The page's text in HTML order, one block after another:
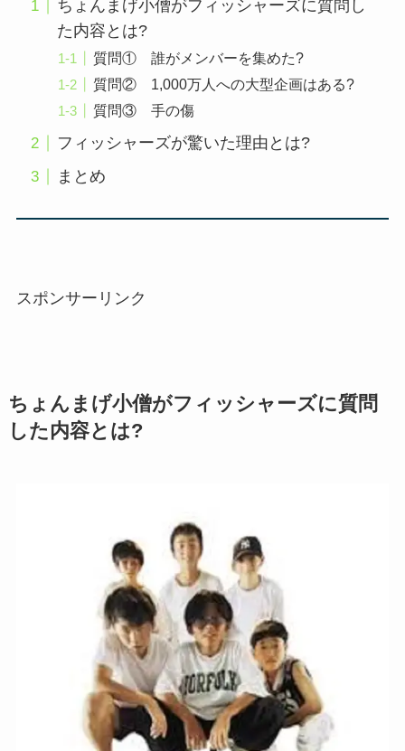
ちょんまげ小僧がフィッシャーズに質問し
た内容とは?
質問① 誰がメンバーを集めた?
質問② 1,000万人への大型企画はある?
質問③ 手の傷
フィッシャーズが驚いた理由とは?
まとめ
スポンサーリンク
ちょんまげ小僧がフィッシャーズに質問
した内容とは?